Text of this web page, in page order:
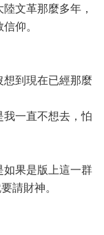
文革那麼多年，
仰。
到現在已經那麼
我一直不想去，怕
如果是版上這一群
請財神。